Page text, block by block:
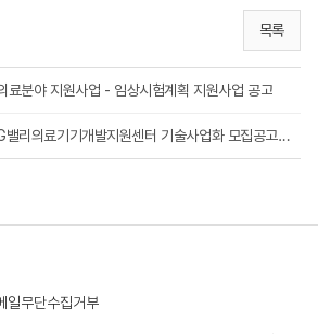
목록
분야 지원사업 - 임상시험계획 지원사업 공고
2024년도 G밸리의료기기개발지원센터 기술사업화 모집공고(~6/21)
일무단수집거부